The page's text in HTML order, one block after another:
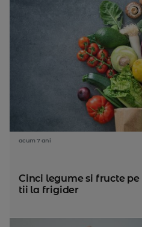
acum 7 ani
Cinci legume si fructe
tii la frigider